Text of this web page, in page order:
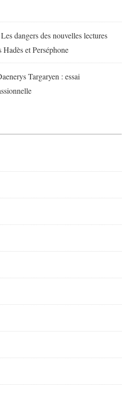
Les dangers des nouvelles lectures
Hadès et Perséphone
Targaryen : essai